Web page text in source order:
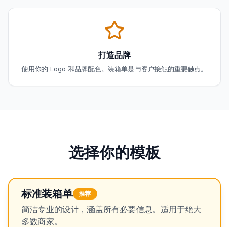
打造品牌
使用你的 Logo 和品牌配色。装箱单是与客户接触的重要触点。
选择你的模板
标准装箱单 推荐
简洁专业的设计，涵盖所有必要信息。适用于绝大
多数商家。